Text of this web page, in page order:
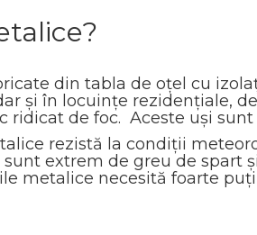
din tabla de oțel cu
și în locuințe rezidențiale,
ridicat de foc. Aceste uși
rezistă la condiții
sunt extrem de greu de spart
metalice necesită foarte